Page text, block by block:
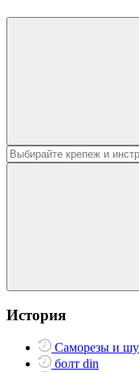
История
Саморезы и
болт din